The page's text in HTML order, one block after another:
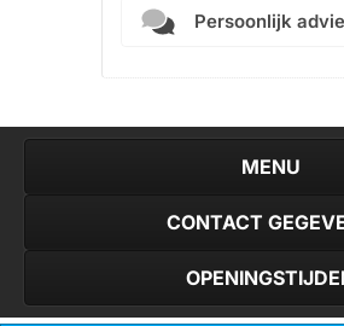
Persoonlijk
MENU
Advies
CONTACT
De